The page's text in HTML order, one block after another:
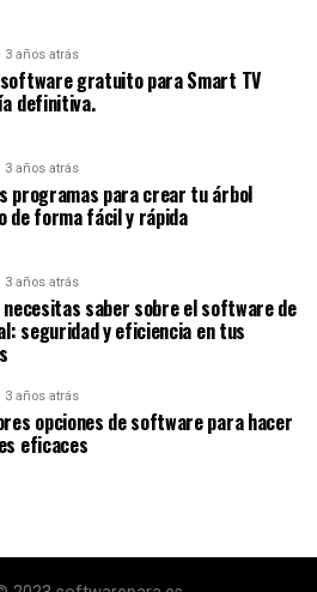
3 años atrás
gratuito para Smart TV
definitiva.
3 años atrás
programas para crear tu árbol
de forma fácil y rápida
3 años atrás
necesitas saber sobre el software de
seguridad y eficiencia en tus
3 años atrás
opciones de software para hacer
eficaces